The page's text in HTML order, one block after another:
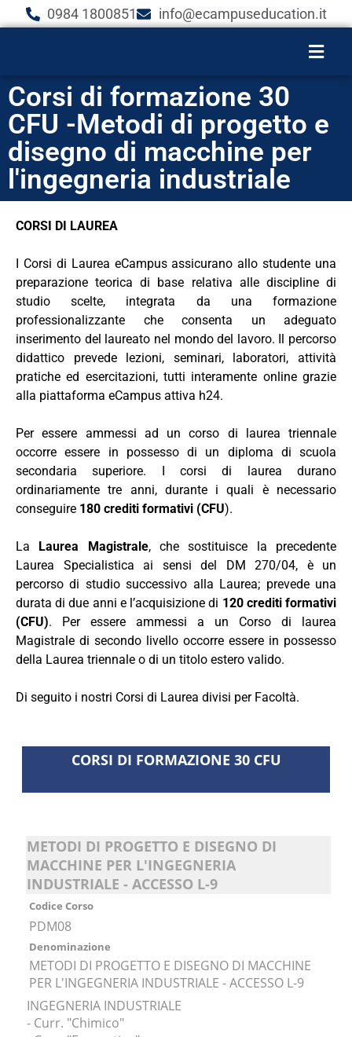
0984 1800851 info@ecampuseducation.it
Corsi di formazione 30
CFU -Metodi di progetto e
disegno di macchine per
l'ingegneria industriale
CORSI DI LAUREA
I Corsi di Laurea eCampus assicurano allo studente una
preparazione teorica di base relativa alle discipline di
studio scelte, integrata da una formazione
professionalizzante che consenta un adeguato
inserimento del laureato nel mondo del lavoro. Il percorso
didattico prevede lezioni, seminari, laboratori, attività
pratiche ed esercitazioni, tutti interamente online grazie
alla piattaforma eCampus attiva h24.
Per essere ammessi ad un corso di laurea triennale
occorre essere in possesso di un diploma di scuola
secondaria superiore. I corsi di laurea durano
ordinariamente tre anni, durante i quali è necessario
conseguire 180 crediti formativi (CFU).
La Laurea Magistrale, che sostituisce la precedente
Laurea Specialistica ai sensi del DM 270/04, è un
percorso di studio successivo alla Laurea; prevede una
durata di due anni e l’acquisizione di 120 crediti formativi
(CFU). Per essere ammessi a un Corso di laurea
Magistrale di secondo livello occorre essere in possesso
della Laurea triennale o di un titolo estero valido.
Di seguito i nostri Corsi di Laurea divisi per Facoltà.